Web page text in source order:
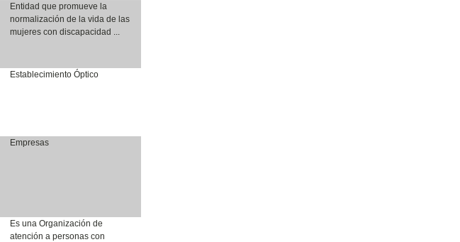
Entidad que promueve la
normalización de la vida de las
mujeres con discapacidad ...
Establecimiento Óptico
Empresas
Es una Organización de
atención a personas con